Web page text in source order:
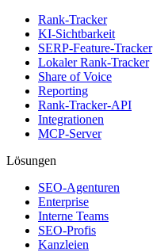
Rank-Tracker
KI-Sichtbarkeit
SERP-Feature-Tracker
Lokaler Rank-Tracker
Share of Voice
Reporting
Rank-Tracker-API
Integrationen
MCP-Server
Lösungen
SEO-Agenturen
Enterprise
Interne Teams
SEO-Profis
Kanzleien